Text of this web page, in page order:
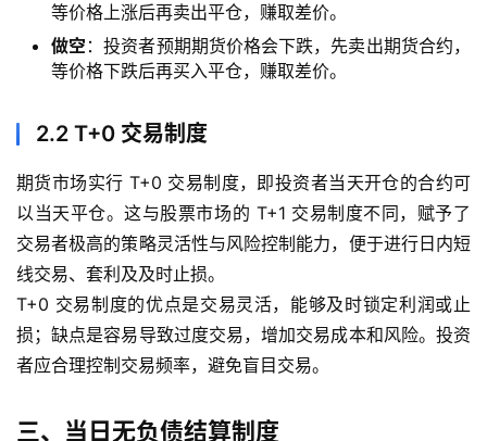
等价格上涨后再卖出平仓，赚取差价。
做空 ：投资者预期期货价格会下跌，先卖出期货合约，
等价格下跌后再买入平仓，赚取差价。
2.2 T+0 交易制度
期货市场实行 T+0 交易制度，即投资者当天开仓的合约可
以当天平仓。这与股票市场的 T+1 交易制度不同，赋予了
交易者极高的策略灵活性与风险控制能力，便于进行日内短
线交易、套利及及时止损。
T+0 交易制度的优点是交易灵活，能够及时锁定利润或止
损；缺点是容易导致过度交易，增加交易成本和风险。投资
者应合理控制交易频率，避免盲目交易。
三、当日无负债结算制度